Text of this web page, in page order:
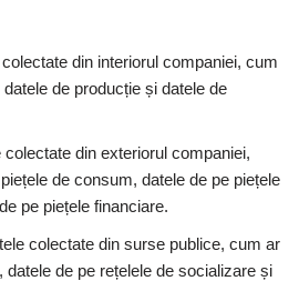
din interiorul companiei, cum
de producție și datele de
colectate din exteriorul companiei,
de consum, datele de pe piețele
pe piețele financiare.
colectate din surse publice, cum ar
datele de pe rețelele de socializare și